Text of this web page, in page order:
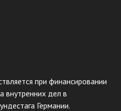
при финансировании
внутренних дел в
Германии.